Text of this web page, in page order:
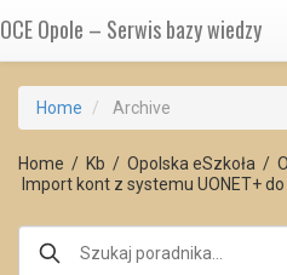
OCE Opole – Serwis bazy wiedzy
Home Archive
Home / Kb / Opolska eSzkoła /
Import kont z systemu UONET+